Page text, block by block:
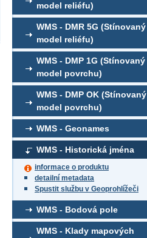
model reliéfu)
WMS - DMR 5G (Stínovaný
model reliéfu)
WMS - DMP 1G (Stínovaný
model povrchu)
WMS - DMP OK (Stínovaný
model povrchu)
WMS - Geonames
WMS - Historická jména
informace o produktu
detailní metadata
Spustit službu v Geoprohlížeči
WMS - Bodová pole
WMS - Klady mapových